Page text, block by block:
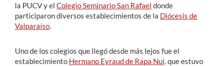
la PUCV y el Colegio Seminario San Rafael donde
participaron diversos establecimientos de la Diócesis de
Valparaíso
Uno de los colegios que llegó desde más lejos fue el
establecimiento Hermano Eyraud de Rapa Nui, que estuvo